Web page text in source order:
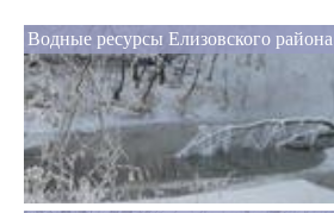
Водные ресурсы Елизовского района